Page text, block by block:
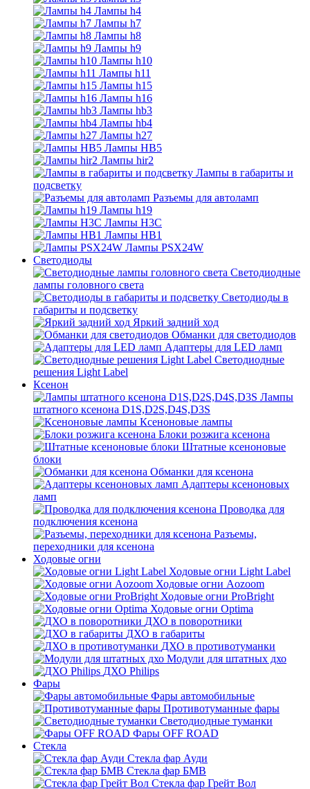
Лампы h4
Лампы h7
Лампы h8
Лампы h9
Лампы h10
Лампы h11
Лампы h15
Лампы h16
Лампы hb3
Лампы hb4
Лампы h27
Лампы HB5
Лампы hir2
Лампы в габариты и
подсветку
Разъемы для автоламп
Лампы h19
Лампы H3C
Лампы HB1
Лампы PSX24W
Светодиоды
Светодиодные
лампы головного света
Светодиоды в
габариты и подсветку
Яркий задний ход
Обманки для светодиодов
Адаптеры для LED ламп
Светодиодные
решения Light Label
Ксенон
Лампы
штатного ксенона D1S,D2S,D4S,D3S
Ксеноновые лампы
Блоки розжига ксенона
Штатные ксеноновые
блоки
Обманки для ксенона
Адаптеры ксеноновых
ламп
Проводка для
подключения ксенона
Разъемы,
переходники для ксенона
Ходовые огни
Ходовые огни Light Label
Ходовые огни Aozoom
Ходовые огни ProBright
Ходовые огни Optima
ДХО в поворотники
ДХО в габариты
ДХО в противотуманки
Модули для штатных дхо
ДХО Philips
Фары
Фары автомобильные
Противотуманные фары
Светодиодные туманки
Фары OFF ROAD
Стекла
Стекла фар Ауди
Стекла фар БМВ
Стекла фар Грейт Вол